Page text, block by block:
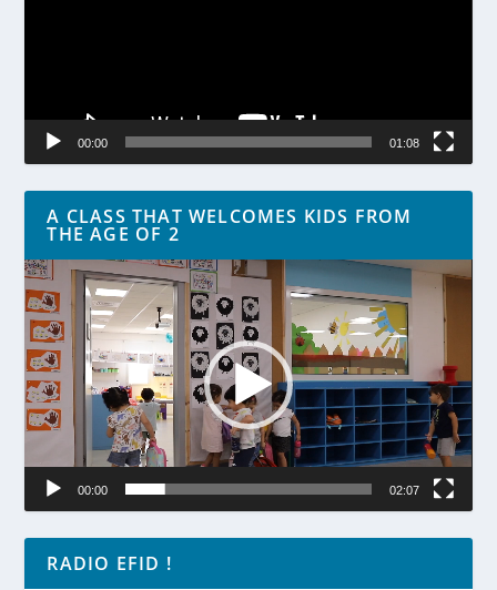
00:00 01:08
A CLASS THAT WELCOMES KIDS FROM
THE AGE OF 2
Lecteur
vidéo
00:00 02:07
RADIO EFID !